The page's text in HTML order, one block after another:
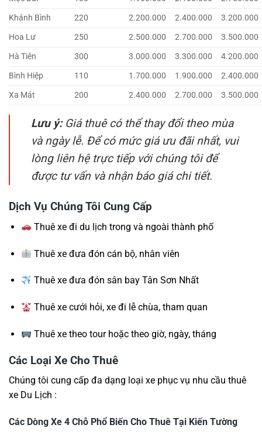
Khánh Bình
220 2.200.000 2.400.000
3.200.000
Hoa Lư
250 2.500.000 2.700.000
3.500.000
Hà Tiên
300 3.000.000 3.300.000
4.200.000
Bình Hiệp
110 1.700.000 1.900.000
2.400.000
Xa Mát
200 2.400.000 2.700.000 3.500.000
Lưu ý:Giá thuê có thể thay đổi theo mùa
và ngày lễ. Để có mức giá ưu đãi nhất, vui
lòng liên hệ trực tiếp với chúng tôi để
được tư vấn và nhận báo giá chi tiết.
Dịch Vụ Chúng Tôi Cung Cấp
Thuê xe đi du lịch trong và ngoài thành phố
Thuê xe đưa đón cán bộ, nhân viên
Thuê xe đưa đón sân bay Tân Sơn Nhất
Thuê xe cưới hỏi, xe đi lễ chùa, tham quan
Thuê xe theo tour hoặc theo giờ, ngày, tháng
Các Loại Xe Cho Thuê
Chúng tôi cung cấp đa dạng loại xe phục vụ nhu cầu thuê
xe Du Lịch :
Các Dòng Xe 4 Chỗ Phổ Biến Cho Thuê Tại Kiến Tường